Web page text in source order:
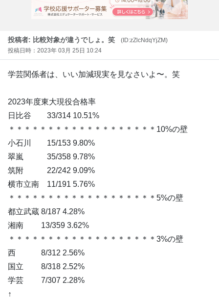
投稿者: 比較対象が違うでしょ。笑
(ID:zZlcNdqYjZM)
投稿日時：2023年 03月 25日 10:24
学芸関係者は、いい加減現実を見なさいよ〜。笑
2023年度東大現役合格率
日比谷 33/314 10.51%
＊＊＊＊＊＊＊＊＊＊＊＊＊＊＊＊＊＊＊10%の壁
小石川 15/153 9.80%
翠嵐 35/358 9.78%
筑附 22/242 9.09%
横市立南 11/191 5.76%
＊＊＊＊＊＊＊＊＊＊＊＊＊＊＊＊＊＊＊5%の壁
都立武蔵 8/187 4.28%
湘南 13/359 3.62%
＊＊＊＊＊＊＊＊＊＊＊＊＊＊＊＊＊＊＊3%の壁
西 8/312 2.56%
国立 8/318 2.52%
学芸 7/307 2.28%
↑